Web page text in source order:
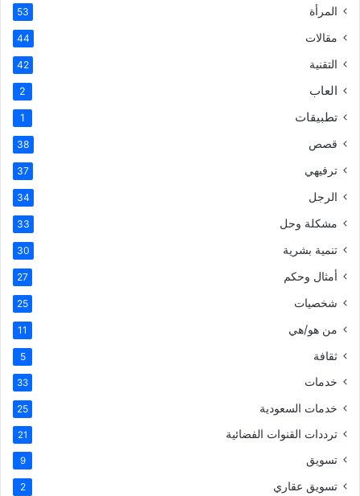
المرأة 53
مقالات 44
التقنية 42
العاب 2
تطبيقات 1
قصص 38
ترفيهي 37
الرجل 34
مشكلة وحل 33
تنمية بشرية 30
أمثال وحكم 27
شخصيات 25
من هو/هي 11
ثقافة 5
خدمات 33
خدمات السعودية 25
ترددات القنوات الفضائية 21
تسويق 9
تسويق عقاري 2